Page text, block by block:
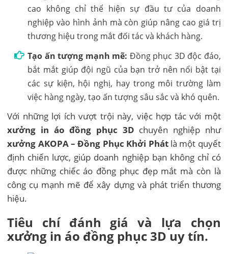
cao không chỉ thể hiện sự đầu tư của doanh
nghiệp vào hình ảnh mà còn giúp nâng cao giá trị
thương hiệu trong mắt đối tác và khách hàng.
Tạo ấn tượng mạnh mẽ: Đồng phục 3D độc đáo,
bắt mắt giúp đội ngũ của bạn trở nên nổi bật tại
các sự kiện, hội nghị, hay trong môi trường làm
việc hàng ngày, tạo ấn tượng sâu sắc và khó quên.
Với những lợi ích vượt trội này, việc hợp tác với một
xưởng in áo đồng phục 3D chuyên nghiệp như
xưởng AKOPA – Đồng Phục Khởi Phátlà một quyết
định chiến lược, giúp doanh nghiệp bạn không chỉ có
được những chiếc áo đồng phục đẹp mắt mà còn là
công cụ mạnh mẽ để xây dựng và phát triển thương
hiệu.
Tiêu chí đánh giá và lựa chọn
xưởng in áo đồng phục 3D uy tín.